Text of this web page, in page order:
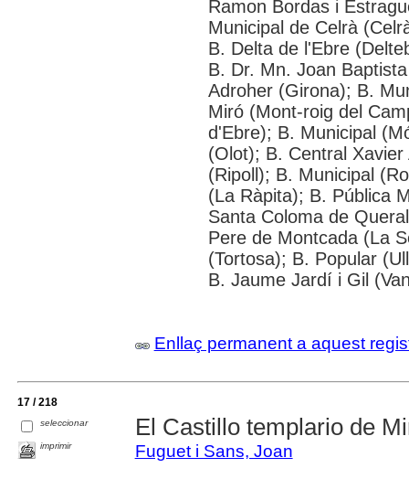
Ramon Bordas i
Municipal de Celrà
B. Delta de l'Ebre
B. Dr. Mn. Joan
Adroher (Girona); B.
Miró (Mont-roig del
d'Ebre); B. Municipal
(Olot); B. Central
(Ripoll); B. Municipal
(La Ràpita); B. Pública
Santa Coloma de
Pere de Montcada (La
(Tortosa); B. Popular
B. Jaume Jardí i Gil
Enllaç permanent a aquest
17 / 218
seleccionar
imprimir
El Castillo templario de
Fuguet i Sans, Joan